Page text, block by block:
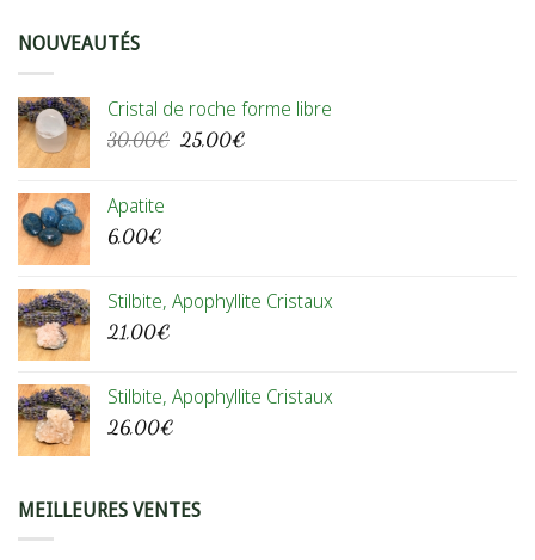
NOUVEAUTÉS
Cristal de roche forme libre
30,00€ Le
25,00€Le
Apatite
6,00€
Stilbite, Apophyllite Cristaux
21,00€
Stilbite, Apophyllite Cristaux
26,00€
MEILLEURES VENTES